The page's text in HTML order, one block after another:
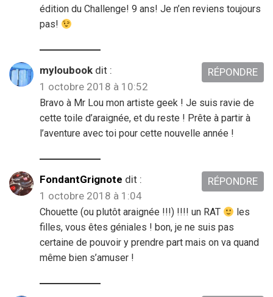
édition du Challenge! 9 ans! Je n’en reviens toujours
pas!
myloubook dit :
1 octobre 2018 à 10:52
Bravo à Mr Lou mon artiste geek ! Je suis ravie de
cette toile d’araignée, et du reste ! Prête à partir à
l’aventure avec toi pour cette nouvelle année !
RÉPONDRE
FondantGrignote dit :
1 octobre 2018 à 1:04
Chouette (ou plutôt araignée !!!) !!!! un RAT
les
filles, vous êtes géniales ! bon, je ne suis pas
certaine de pouvoir y prendre part mais on va quand
même bien s’amuser !
RÉPONDRE